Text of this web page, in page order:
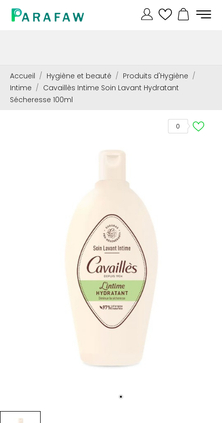
Accueil Hygiène et beauté
Produits d'Hygiène
Intime
Cavaillès Intime Soin Lavant Hydratant
Sécheresse 100ml
0